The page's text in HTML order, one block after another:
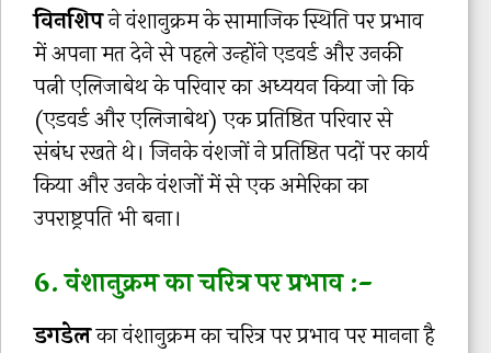
विनशिपने वंशानुक्रम के सामाजिक स्थिति पर प्रभाव
में अपना मत देने से पहले उन्होंने एडवर्ड और उनकी
पत्नी एलिजाबेथ के परिवार का अध्ययन किया जो कि
(एडवर्ड और एलिजाबेथ) एक प्रतिष्ठित परिवार से
संबंध रखते थे। जिनके वंशजों ने प्रतिष्ठित पदों पर कार्य
किया और उनके वंशजों में से एक अमेरिका का
उपराष्ट्रपति भी बना।
6. वंशानुक्रम का चरित्र पर प्रभाव :-
डगडेलका वंशानुक्रम का चरित्र पर प्रभाव पर मानना है